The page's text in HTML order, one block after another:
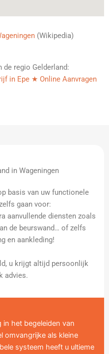
(Wikipedia)
de regio Gelderland:
in Epe ★ Online Aanvragen
in Wageningen
basis van uw functionele
gaan voor:
aanvullende diensten zoals
de beurswand… of zelfs
en aankleding!
u krijgt altijd persoonlijk
advies.
in het begeleiden van
omvangrijke als kleine
systeem heeft u ultieme